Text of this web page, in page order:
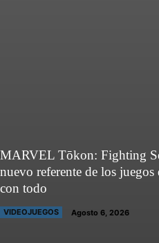
MARVEL Tōkon: Fighting
nuevo referente de los
con todo
VIDEOJUEGOS Agosto 6, 2026